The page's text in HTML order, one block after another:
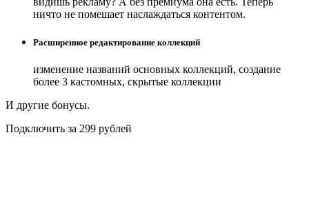
ничто не помешает наслаждаться контентом.
Расширенное редактирование коллекций
изменение названий основных коллекций, создание
более 3 кастомных, скрытые коллекции
И другие бонусы.
Подключить за 299 рублей